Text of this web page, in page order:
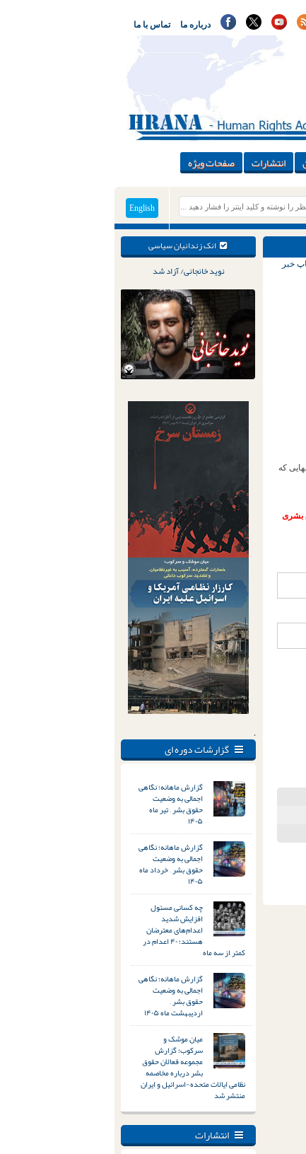
تماس با ما درباره ما
انتشارات صفحات ویژه
English
انک زندانیان سیاسی
نوید خانجانی/ آزاد شد
.
گزارشات دوره ای
گزارش ماهانه؛ نگاهی
اجمالی به وضعیت
حقوق بشر – تیر ماه
۱۴۰۵
گزارش ماهانه؛ نگاهی
اجمالی به وضعیت
حقوق بشر – خرداد ماه
۱۴۰۵
چه کسانی مسئول
افزایش شدید
اعدام‌های معترضان
هستند؛ ۴۰ اعدام در
کمتر از سه ماه
گزارش ماهانه؛ نگاهی
اجمالی به وضعیت
حقوق بشر –
اردیبهشت ماه ۱۴۰۵
میان موشک و
سرکوب؛ گزارش
مجموعه فعالان حقوق
بشر درباره مخاصمه
نظامی ایالات متحده-اسرائیل و ایران
منتشر شد
انتشارات
خبر
که
بشری